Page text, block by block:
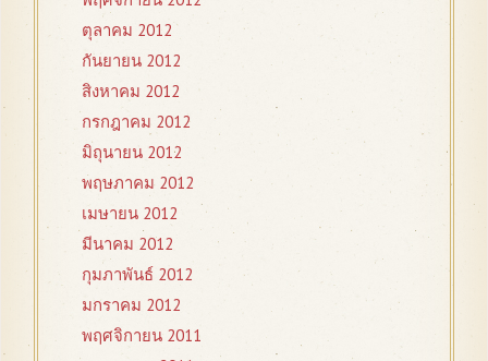
ตุลาคม 2012
กันยายน 2012
สิงหาคม 2012
กรกฎาคม 2012
มิถุนายน 2012
พฤษภาคม 2012
เมษายน 2012
มีนาคม 2012
กุมภาพันธ์ 2012
มกราคม 2012
พฤศจิกายน 2011